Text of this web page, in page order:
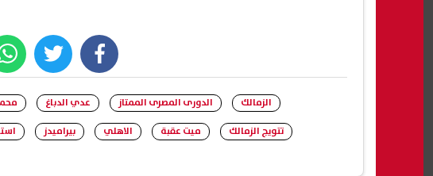
facebook
twitter
الزمالك الدورى المصرى الممتاز عدي الدباغ
تتويج الزمالك
ميت عقبة الاهلي بيراميدز